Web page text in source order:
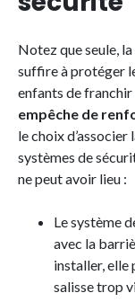
Notez que seule,
suffire à protéger
enfants de franchir
empêche de
le choix
systèmes de
ne peut avoir lieu :
Le système
avec la
installer, elle
salisse trop